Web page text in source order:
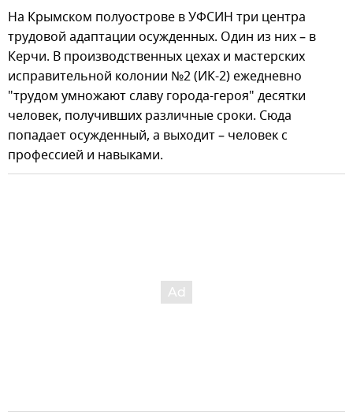
На Крымском полуострове в УФСИН три центра
трудовой адаптации осужденных. Один из них – в
Керчи. В производственных цехах и мастерских
исправительной колонии №2 (ИК-2) ежедневно
"трудом умножают славу города-героя" десятки
человек, получивших различные сроки. Сюда
попадает осужденный, а выходит – человек с
профессией и навыками.